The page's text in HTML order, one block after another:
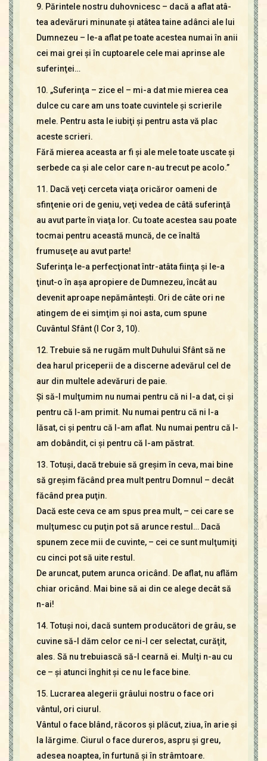
9. Părintele nostru duhovnicesc – dacă a aflat atâ-
tea adevăruri minunate şi atâtea taine adânci ale lui
Dumnezeu – le-a aflat pe toate acestea numai în anii
cei mai grei şi în cuptoarele cele mai aprinse ale
suferinţei…
10. „Suferinţa – zice el – mi-a dat mie mierea cea
dulce cu care am uns toate cuvintele şi scrierile
mele. Pentru asta le iubiţi şi pentru asta vă plac
aceste scrieri.
Fără mierea aceasta ar fi şi ale mele toate uscate şi
serbede ca şi ale celor care n-au trecut pe acolo.”
11. Dacă veţi cerceta viaţa oricăror oameni de
sfinţenie ori de geniu, veţi vedea de câtă suferinţă
au avut parte în viaţa lor. Cu toate acestea sau poate
tocmai pentru această muncă, de ce înaltă
frumuseţe au avut parte!
Suferinţa le-a perfecţionat într-atâta fiinţa şi le-a
ţinut-o în aşa apropiere de Dumnezeu, încât au
devenit aproape nepământeşti. Ori de câte ori ne
atingem de ei simţim şi noi asta, cum spune
Cuvântul Sfânt (I Cor 3, 10).
12. Trebuie să ne rugăm mult Duhului Sfânt să ne
dea harul priceperii de a discerne adevărul cel de
aur din multele adevăruri de paie.
Şi să-I mulţumim nu numai pentru că ni l-a dat, ci şi
pentru că l-am primit. Nu numai pentru că ni l-a
lăsat, ci şi pentru că l-am aflat. Nu numai pentru că l-
am dobândit, ci şi pentru că l-am păstrat.
13. Totuşi, dacă trebuie să greşim în ceva, mai bine
să greşim făcând prea mult pentru Domnul – decât
făcând prea puţin.
Dacă este ceva ce am spus prea mult, – cei care se
mulţumesc cu puţin pot să arunce restul… Dacă
spunem zece mii de cuvinte, – cei ce sunt mulţumiţi
cu cinci pot să uite restul.
De aruncat, putem arunca oricând. De aflat, nu aflăm
chiar oricând. Mai bine să ai din ce alege decât să
n-ai!
14. Totuşi noi, dacă suntem producători de grâu, se
cuvine să-l dăm celor ce ni-l cer selectat, curăţit,
ales. Să nu trebuiască să-l cearnă ei. Mulţi n-au cu
ce – şi atunci înghit şi ce nu le face bine.
15. Lucrarea alegerii grâului nostru o face ori
vântul, ori ciurul.
Vântul o face blând, răcoros şi plăcut, ziua, în arie şi
la lărgime. Ciurul o face dureros, aspru şi greu,
adesea noaptea, în furtună şi în strâmtoare.